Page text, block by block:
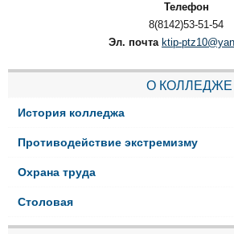
Телефон
8(8142)53-51-54
Эл. почта ktip-
О КОЛЛЕДЖЕ
История колледжа
Противодействие экстремизму
Охрана труда
Столовая